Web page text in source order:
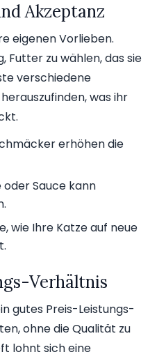
Akzeptanz
eigenen Vorlieben.
Futter zu wählen, das sie
verschiedene
was ihr
erhöhen die
Sauce kann
wie Ihre Katze auf neue
Verhältnis
gutes Preis-Leistungs-
ohne die Qualität zu
lohnt sich eine